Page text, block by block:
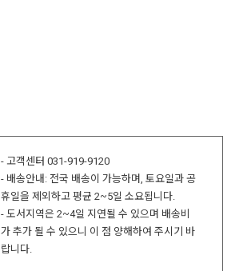
- 고객센터 031-919-9120
- 배송안내: 전국 배송이 가능하며, 토요일과 공
휴일을 제외하고 평균 2~5일 소요됩니다.
- 도서지역은 2~4일 지연될 수 있으며 배송비
가 추가 될 수 있으니 이 점 양해하여 주시기 바
랍니다.